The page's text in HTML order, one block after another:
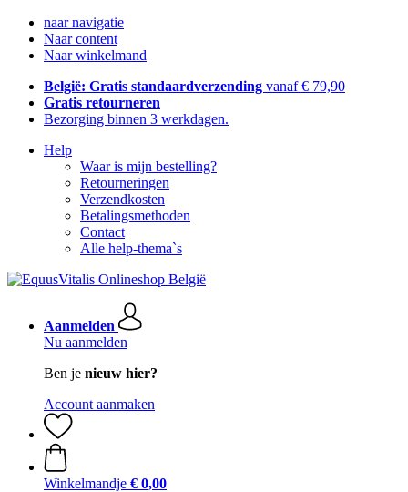
naar navigatie
Naar content
Naar winkelmand
België: Gratis standaardverzending vanaf € 79,90
Gratis retourneren
Bezorging binnen 3 werkdagen.
Help
Waar is mijn bestelling?
Retourneringen
Verzendkosten
Betalingsmethoden
Contact
Alle help-thema`s
Aanmelden
Nu aanmelden
Ben je nieuw hier?
Account aanmaken
Winkelmandje € 0,00